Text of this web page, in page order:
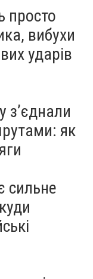
просто
вибухи
ударів
як
сильне